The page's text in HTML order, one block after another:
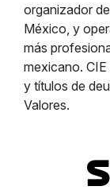
organizador
México, y
más
mexicano.
y títulos de
Valores.